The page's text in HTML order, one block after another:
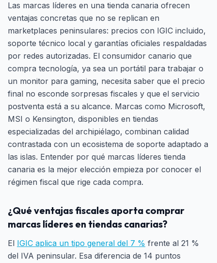
Las marcas líderes en una tienda canaria ofrecen
ventajas concretas que no se replican en
marketplaces peninsulares: precios con IGIC incluido,
soporte técnico local y garantías oficiales respaldadas
por redes autorizadas. El consumidor canario que
compra tecnología, ya sea un portátil para trabajar o
un monitor para gaming, necesita saber que el precio
final no esconde sorpresas fiscales y que el servicio
postventa está a su alcance. Marcas como Microsoft,
MSI o Kensington, disponibles en tiendas
especializadas del archipiélago, combinan calidad
contrastada con un ecosistema de soporte adaptado a
las islas. Entender por qué marcas líderes tienda
canaria es la mejor elección empieza por conocer el
régimen fiscal que rige cada compra.
¿Qué ventajas fiscales aporta comprar
marcas líderes en tiendas canarias?
El IGIC aplica un tipo general del 7 % frente al 21 %
del IVA peninsular. Esa diferencia de 14 puntos